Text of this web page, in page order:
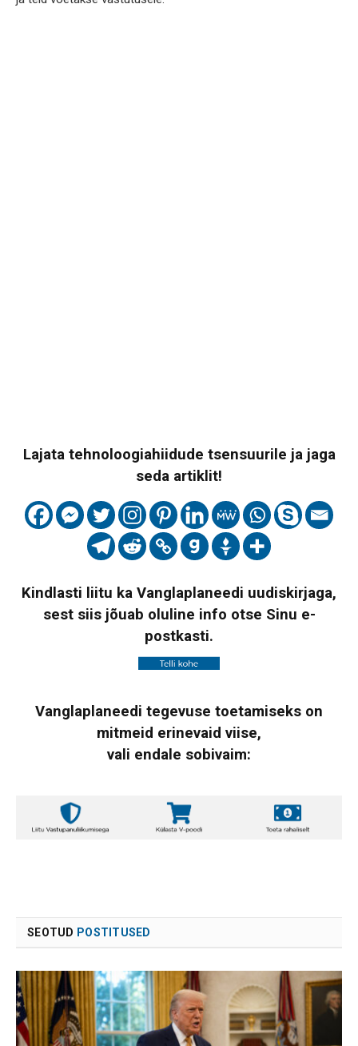
Lajata tehnoloogiahiidude tsensuurile ja jaga
seda artiklit!
Kindlasti liitu ka Vanglaplaneedi uudiskirjaga,
sest siis jõuab oluline info otse Sinu e-
postkasti.
Vanglaplaneedi tegevuse toetamiseks on
mitmeid erinevaid viise,
vali endale sobivaim:
SEOTUD POSTITUSED